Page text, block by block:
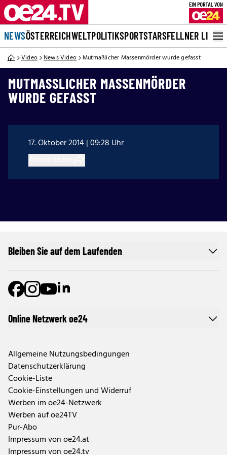
NEWSÖSTERREICHWELTPOLITIKSPORTSTARSFELLNER LIVE
Video News Video Mutmaßlicher Massenmörder wurde gefasst
MUTMASSLICHER MASSENMÖRDER W
URDE GEFASST
17. Oktober 2014 | 09:28 Uhr
Online Netzwerk oe24
Allgemeine Nutzungsbedingungen
Datenschutzerklärung
Cookie-Liste
Cookie-Einstellungen und Widerruf
Werben im oe24-Netzwerk
Werben auf oe24TV
Pur-Abo
Impressum von oe24.at
Impressum von oe24.tv
Bleiben Sie auf dem Laufenden